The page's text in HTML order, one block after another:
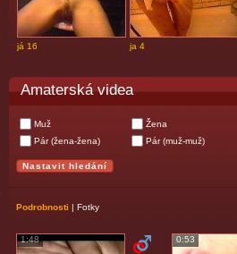
já 16 ja 4
Amaterská videa
Muž
Žena
Pár (žena-žena)
Pár (muž-muž)
Podrobnosti | Fotky
1:48 0:53